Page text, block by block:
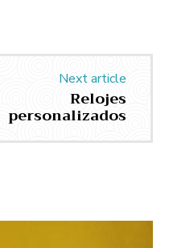
Next article
Relojes
personalizados